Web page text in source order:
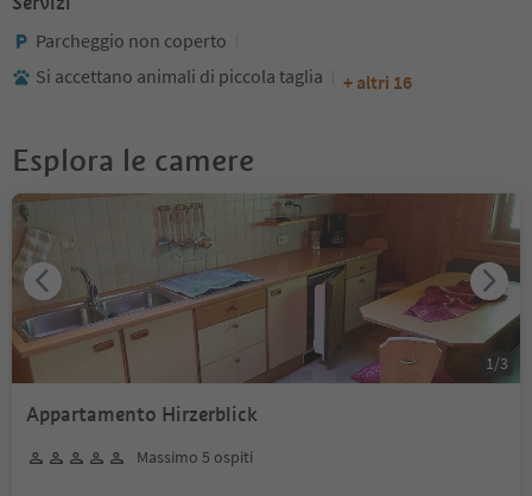
Parcheggio non coperto
Si accettano animali di piccola taglia
+ altri 16
Esplora le camere
Appartamento Hirzerblick
Massimo 5 ospiti
1/3